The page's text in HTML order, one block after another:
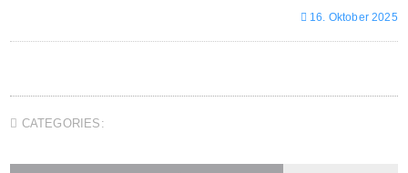
16. Oktober 2025
CATEGORIES: